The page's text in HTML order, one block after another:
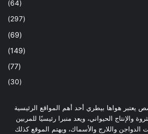
(64)
(297)
(69)
(149)
(77)
(30)
يعتبر هواها بيطري أحد أهم المواقع الرئيسية
والإنتاج الحيواني، ويعد منبرا رئيسيًا للمربين
الدواجن واللارج والأسماك، ويهتم الموقع كذلك